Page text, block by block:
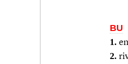
BU
1.
2.